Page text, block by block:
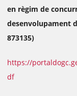
en règim de
desenvolupament
873135)
https://
df